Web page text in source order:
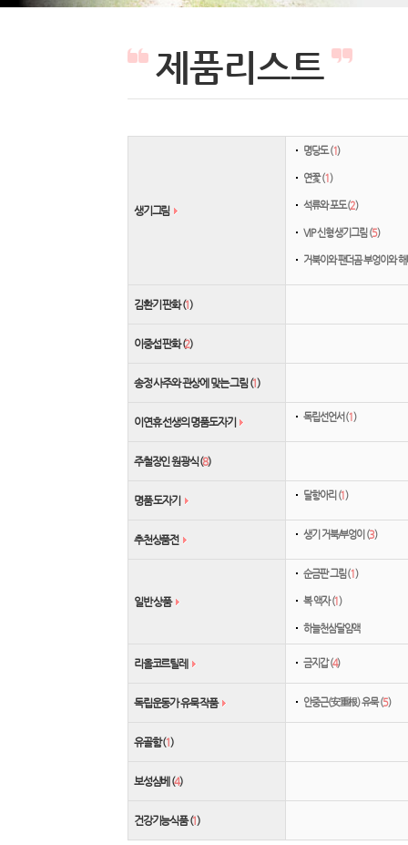
제품리스트
생기그림
명당도 (1)
연꽃 (1)
석류와 포도 (2)
VIP 신형 생기그림 (5)
거북이와 팬더곰 부엉이와 해
김환기 판화 (1)
이중섭 판화 (2)
송정 사주와 관상에 맞는 그림 (1)
이연휴 선생의 명품도자기 독립선언서 (1)
주철장인 원광식 (8)
명품 도자기 달항아리 (1)
추천상품전 생기 거북/부엉이 (3)
일반 상품
순금판 그림 (1)
복 액자 (1)
하늘천삼달임액
리올코르틸레 금지갑 (4)
독립운동가 유묵 작품 안중근(安重根) 유묵 (5)
유골함 (1)
보성삼베 (4)
건강기능식품 (1)